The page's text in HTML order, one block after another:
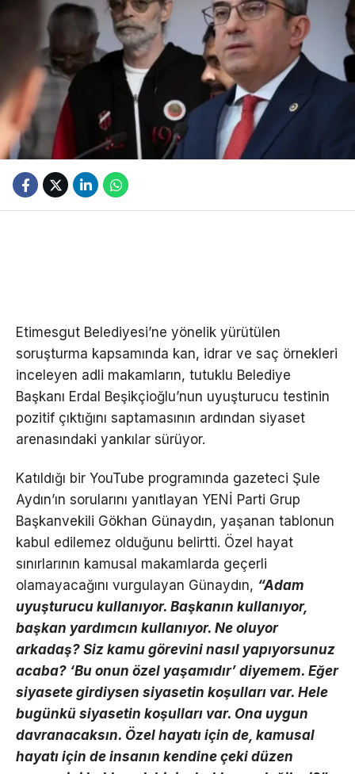
Etimesgut Belediyesi’ne yönelik yürütülen
soruşturma kapsamında kan, idrar ve saç örnekleri
inceleyen adli makamların, tutuklu Belediye
Başkanı Erdal Beşikçioğlu’nun uyuşturucu testinin
pozitif çıktığını saptamasının ardından siyaset
arenasındaki yankılar sürüyor.
Katıldığı bir YouTube programında gazeteci Şule
Aydın’ın sorularını yanıtlayan YENİ Parti Grup
Başkanvekili Gökhan Günaydın, yaşanan tablonun
kabul edilemez olduğunu belirtti. Özel hayat
sınırlarının kamusal makamlarda geçerli
olamayacağını vurgulayan Günaydın, “Adam
uyuşturucu kullanıyor. Başkanın kullanıyor,
başkan yardımcın kullanıyor. Ne oluyor
arkadaş? Siz kamu görevini nasıl yapıyorsunuz
acaba? ‘Bu onun özel yaşamıdır’ diyemem. Eğer
siyasete girdiysen siyasetin koşulları var. Hele
bugünkü siyasetin koşulları var. Ona uygun
davranacaksın. Özel hayatı için de, kamusal
hayatı için de insanın kendine çeki düzen